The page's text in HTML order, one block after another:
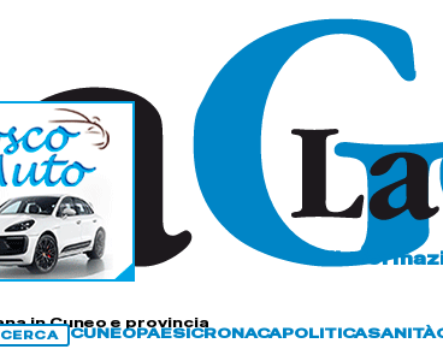
in Cuneo e provincia
CERCA CUNEOPAESICRONACAPOLITICASANITÀ